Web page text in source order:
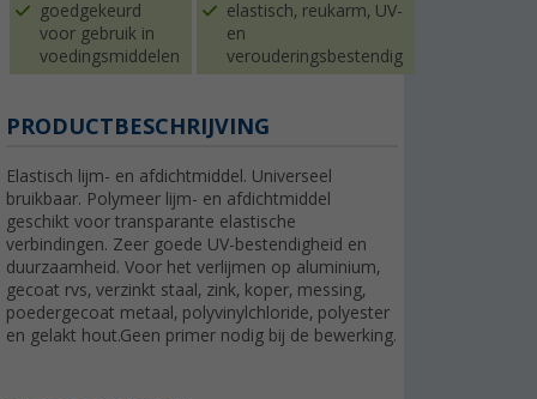
goedgekeurd
voor gebruik in
voedingsmiddelen
elastisch, reukarm, UV-
en
verouderingsbestendig
PRODUCTBESCHRIJVING
Elastisch lijm- en afdichtmiddel. Universeel
bruikbaar. Polymeer lijm- en afdichtmiddel
geschikt voor transparante elastische
verbindingen. Zeer goede UV-bestendigheid en
duurzaamheid. Voor het verlijmen op aluminium,
gecoat rvs, verzinkt staal, zink, koper, messing,
poedergecoat metaal, polyvinylchloride, polyester
en gelakt hout.Geen primer nodig bij de bewerking.